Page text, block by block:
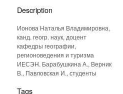
Description
Ионова Наталья Владимировна,
канд. геогр. наук, доцент
кафедры географии,
регионоведения и туризма
ИЕСЭН. Барабушкина А., Верник
В., Павловская И., студенты
Tags